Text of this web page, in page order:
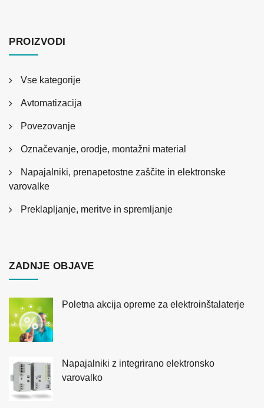
PROIZVODI
Vse kategorije
Avtomatizacija
Povezovanje
Označevanje, orodje, montažni material
Napajalniki, prenapetostne zaščite in elektronske
varovalke
Preklapljanje, meritve in spremljanje
ZADNJE OBJAVE
Poletna akcija opreme za elektroinštalaterje
Napajalniki z integrirano elektronsko
varovalko